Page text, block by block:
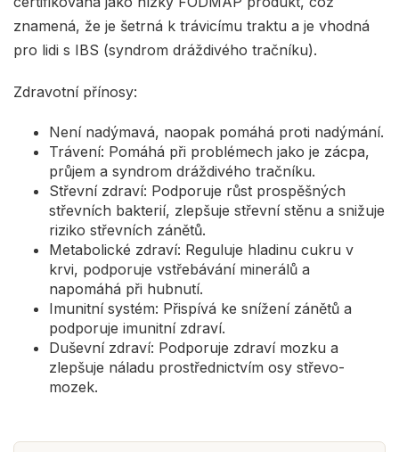
znamená, že je šetrná k trávicímu traktu a je vhodná
pro lidi s IBS (syndrom dráždivého tračníku).
Zdravotní přínosy:
Není nadýmavá, naopak pomáhá proti nadýmání.
Trávení: Pomáhá při problémech jako je zácpa,
průjem a syndrom dráždivého tračníku.
Střevní zdraví: Podporuje růst prospěšných
střevních bakterií, zlepšuje střevní stěnu a snižuje
riziko střevních zánětů.
Metabolické zdraví: Reguluje hladinu cukru v
krvi, podporuje vstřebávání minerálů a
napomáhá při hubnutí.
Imunitní systém: Přispívá ke snížení zánětů a
podporuje imunitní zdraví.
Duševní zdraví: Podporuje zdraví mozku a
zlepšuje náladu prostřednictvím osy střevo-
mozek.